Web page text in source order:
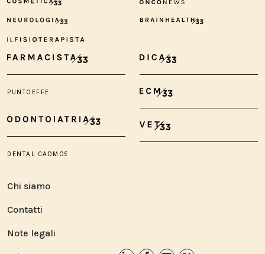
Chi siamo
Contatti
Note legali